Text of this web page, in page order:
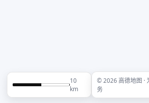
10
km
© 2026 高德地图 ·
务